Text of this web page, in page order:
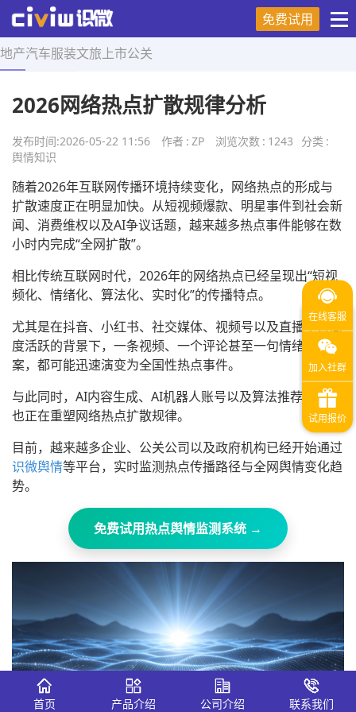
免费试用
地产汽车服装文旅 上市公关
首页 > 舆情知识 > 正文
2026网络热点扩散规律分析
发布时间:2026-05-22 11:56 作者 : ZP 浏览次数 : 1243 分类 :
舆情知识
随着2026年互联网传播环境持续变化，网络热点的形成与
扩散速度正在明显加快。从短视频爆款、明星事件到社会新
闻、消费维权以及AI争议话题，越来越多热点事件能够在数
小时内完成“全网扩散”。
相比传统互联网时代，2026年的网络热点已经呈现出“短视
频化、情绪化、算法化、实时化”的传播特点。
尤其是在抖音、小红书、社交媒体、视频号以及直播平台高
度活跃的背景下，一条视频、一个评论甚至一句情绪化文
案，都可能迅速演变为全国性热点事件。
与此同时，AI内容生成、AI机器人账号以及算法推荐机制，
也正在重塑网络热点扩散规律。
目前，越来越多企业、公关公司以及政府机构已经开始通过
识微舆情等平台，实时监测热点传播路径与全网舆情变化趋
势。
免费试用热点舆情监测系统 →
首页 产品介绍 公司介绍 联系我们